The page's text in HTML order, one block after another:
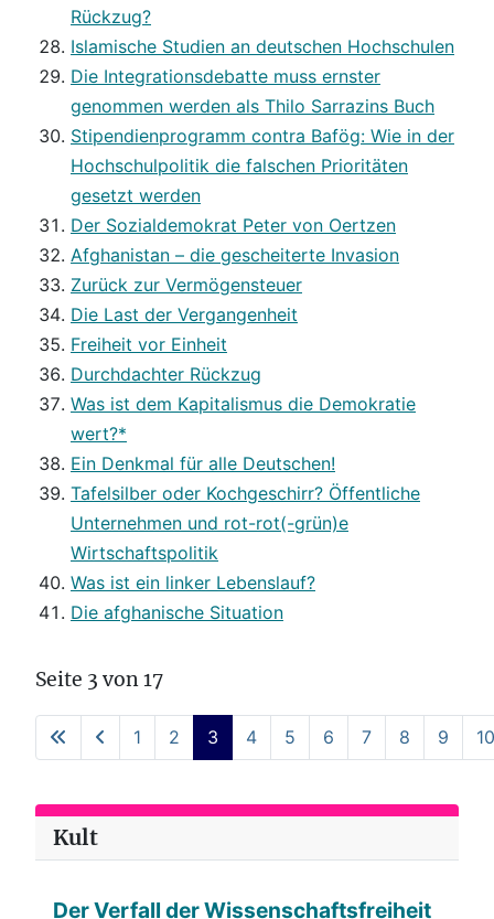
Rückzug?
Islamische Studien an deutschen Hochschulen
Die Integrationsdebatte muss ernster
genommen werden als Thilo Sarrazins Buch
Stipendienprogramm contra Bafög: Wie in der
Hochschulpolitik die falschen Prioritäten
gesetzt werden
Der Sozialdemokrat Peter von Oertzen
Afghanistan – die gescheiterte Invasion
Zurück zur Vermögensteuer
Die Last der Vergangenheit
Freiheit vor Einheit
Durchdachter Rückzug
Was ist dem Kapitalismus die Demokratie
wert?*
Ein Denkmal für alle Deutschen!
Tafelsilber oder Kochgeschirr? Öffentliche
Unternehmen und rot-rot(-grün)e
Wirtschaftspolitik
Was ist ein linker Lebenslauf?
Die afghanische Situation
Seite 3 von 17
1 2 3 4 5 6 7 8 9 10
Kult
Der Verfall der Wissenschaftsfreiheit